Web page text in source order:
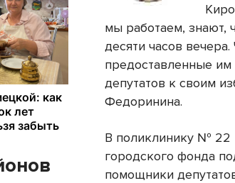
мы работаем, знают,
десяти часов
предоставленные
депутатов к своим
Федоринина.
В поликлинику № 22
городского фонда
помощники